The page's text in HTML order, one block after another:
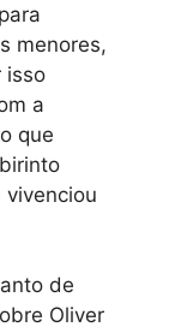
menores,
isso
a
que
vivenciou
de
Oliver